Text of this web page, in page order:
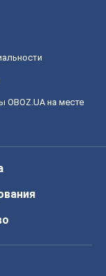
OBOZ.UA на месте